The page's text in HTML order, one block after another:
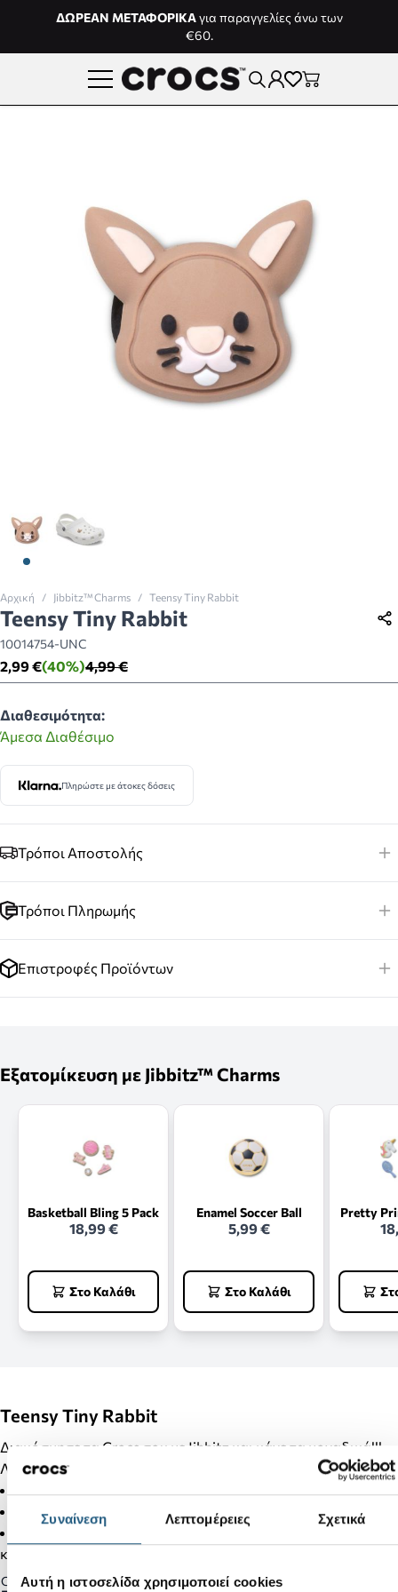
Συναίνεση Λεπτομέρειες Σχετικά
Αυτή η ιστοσελίδα χρησιμοποιεί cookies
Μετάβαση στο περιεχόμενο
ΔΩΡΕΑΝ ΜΕΤΑΦΟΡΙΚΑγια παραγγελίες άνω των
€60.
View larger image
Αρχική / Jibbitz™ Charms / Teensy Tiny Rabbit
Teensy Tiny Rabbit
10014754-UNC
4,99 €
(40%)
2,99 €
Διαθεσιμότητα:
Άμεσα Διαθέσιμο
Πληρώστε με άτοκες δόσεις
Τρόποι Αποστολής
Τρόποι Πληρωμής
Επιστροφές Προϊόντων
Εξατομίκευση με Jibbitz™ Charms
Basketball Bling 5 Pack
18,99 €
Στο Καλάθι
Enamel Soccer Ball
5,99 €
Στο Καλάθι
Pretty
Teensy Tiny Rabbit
Διακόσμησε τα Crocs σου με Jibbitz και κάνε τα μοναδικά!!!
Λεπτομέρειες Προϊόντος:
Δεν απευθύνεται σε παιδιά κάτω των 3 ετών.
Στα προϊόντα της κατηγορίας Jibbitz δεν γίνονται αλλαγές
και επιστροφές.
Gender: